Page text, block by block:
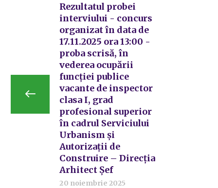
Rezultatul probei
interviului - concurs
organizat în data de
17.11.2025 ora 13:00 -
proba scrisă, în
vederea ocupării
funcției publice
vacante de inspector
clasa I, grad
profesional superior
în cadrul Serviciului
Urbanism și
Autorizații de
Construire – Direcția
Arhitect Șef
20 noiembrie 2025